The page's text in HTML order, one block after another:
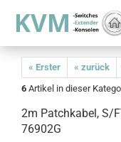
« Erster « zurück
6 Artikel in dieser
2m Patchkabel, S/
76902G